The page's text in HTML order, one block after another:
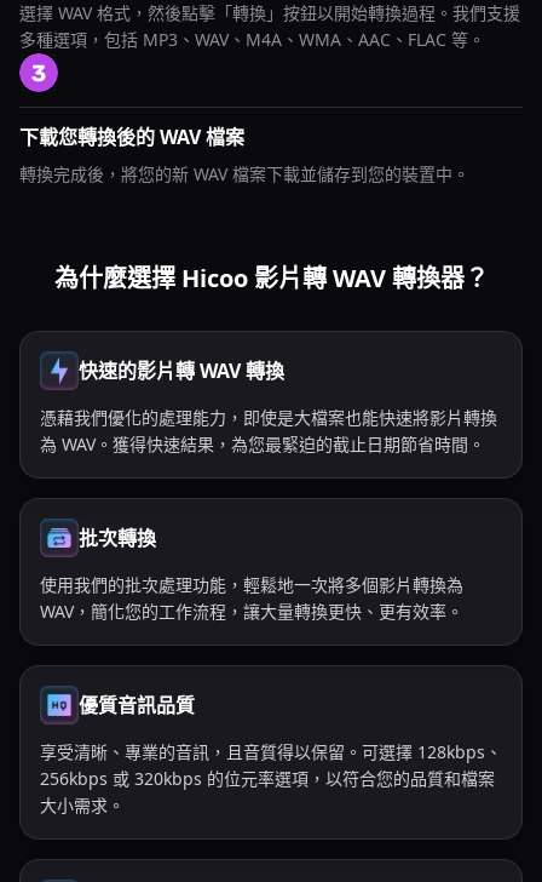
選擇 WAV 格式，然後點擊「轉換」按鈕以開始轉換過程。我們支援
多種選項，包括 MP3、WAV、M4A、WMA、AAC、FLAC 等。
下載您轉換後的 WAV 檔案
轉換完成後，將您的新 WAV 檔案下載並儲存到您的裝置中。
為什麼選擇 Hicoo 影片轉 WAV 轉換器？
快速的影片轉 WAV 轉換
憑藉我們優化的處理能力，即使是大檔案也能快速將影片轉換
為 WAV。獲得快速結果，為您最緊迫的截止日期節省時間。
批次轉換
使用我們的批次處理功能，輕鬆地一次將多個影片轉換為
WAV，簡化您的工作流程，讓大量轉換更快、更有效率。
優質音訊品質
享受清晰、專業的音訊，且音質得以保留。可選擇 128kbps、
256kbps 或 320kbps 的位元率選項，以符合您的品質和檔案
大小需求。